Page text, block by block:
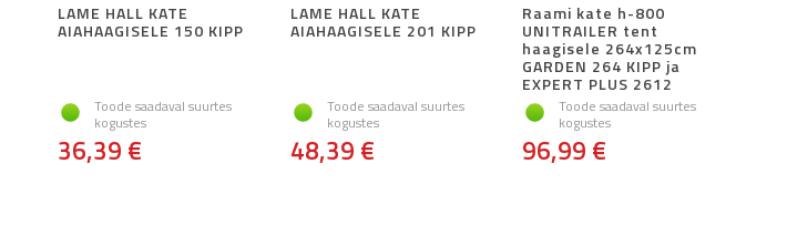
LAME HALL KATE
AIAHAAGISELE 150 KIPP
Toode saadaval suurtes
kogustes
36,39 €
LAME HALL KATE
AIAHAAGISELE 201 KIPP
Toode saadaval suurtes
kogustes
48,39 €
Raami kate h-800
UNITRAILER tent
haagisele 264x125cm
GARDEN 264 KIPP ja
EXPERT PLUS 2612
Toode saadaval suurtes
kogustes
96,99 €